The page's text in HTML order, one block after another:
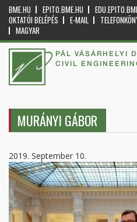
BME.HU EPITO.BME.HU
OKTATÓI BELÉPÉS
E-MAIL
MAGYAR
PÁL VÁSÁRHELYI
CIVIL
MURÁNYI GÁBOR
2019. September 10.